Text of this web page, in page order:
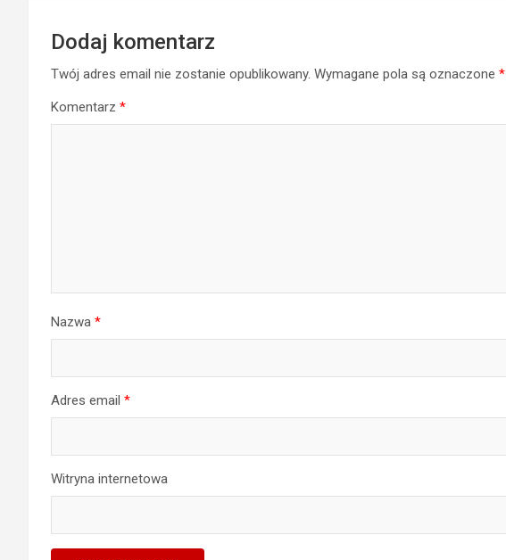
Dodaj komentarz
Twój adres email nie zostanie opublikowany. Wymagane pola są oznaczone *
Komentarz *
Nazwa *
Adres email *
Witryna internetowa